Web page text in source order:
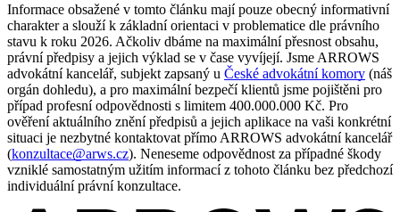
Informace obsažené v tomto článku mají pouze obecný informativní
charakter a slouží k základní orientaci v problematice dle právního
stavu k roku 2026. Ačkoliv dbáme na maximální přesnost obsahu,
právní předpisy a jejich výklad se v čase vyvíjejí. Jsme ARROWS
advokátní kancelář, subjekt zapsaný u České advokátní komory (náš
orgán dohledu), a pro maximální bezpečí klientů jsme pojištěni pro
případ profesní odpovědnosti s limitem 400.000.000 Kč. Pro
ověření aktuálního znění předpisů a jejich aplikace na vaši konkrétní
situaci je nezbytné kontaktovat přímo ARROWS advokátní kancelář
(konzultace@arws.cz). Neneseme odpovědnost za případné škody
vzniklé samostatným užitím informací z tohoto článku bez předchozí
individuální právní konzultace.